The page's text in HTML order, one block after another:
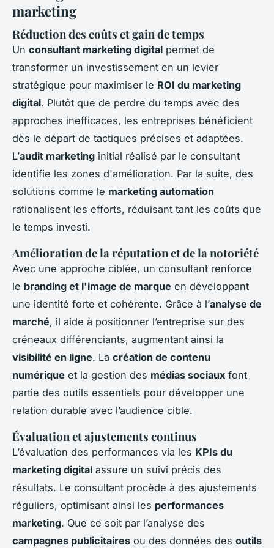
marketing
Réduction des coûts et gain de temps
Un consultant marketing digital permet de
transformer un investissement en un levier
stratégique pour maximiser le ROI du marketing
digital. Plutôt que de perdre du temps avec des
approches inefficaces, les entreprises bénéficient
dès le départ de tactiques précises et adaptées.
L’audit marketing initial réalisé par le consultant
identifie les zones d'amélioration. Par la suite, des
solutions comme le marketing automation
rationalisent les efforts, réduisant tant les coûts que
le temps investi.
Amélioration de la réputation et de la notoriété
Avec une approche ciblée, un consultant renforce
le branding et l'image de marque en développant
une identité forte et cohérente. Grâce à l’analyse de
marché, il aide à positionner l’entreprise sur des
créneaux différenciants, augmentant ainsi la
visibilité en ligne. La création de contenu
numérique et la gestion des médias sociaux font
partie des outils essentiels pour développer une
relation durable avec l’audience cible.
Évaluation et ajustements continus
L’évaluation des performances via les KPIs du
marketing digital assure un suivi précis des
résultats. Le consultant procède à des ajustements
réguliers, optimisant ainsi les performances
marketing. Que ce soit par l’analyse des
campagnes publicitaires ou des données des outils